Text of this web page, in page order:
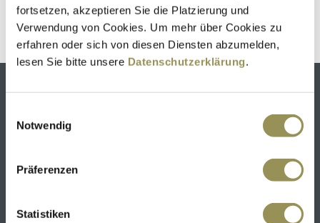
fortsetzen, akzeptieren Sie die Platzierung und
Verwendung von Cookies. Um mehr über Cookies zu
erfahren oder sich von diesen Diensten abzumelden,
lesen Sie bitte unsere Datenschutzerklärung.
Notwendig
Präferenzen
Statistiken
Psychologiepraktikum 2028